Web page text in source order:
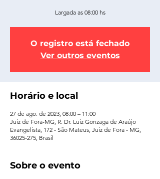
Largada as 08:00 hs
O registro está fechado
Ver outros eventos
Horário e local
27 de ago. de 2023, 08:00 – 11:00
Juiz de Fora-MG, R. Dr. Luiz Gonzaga de Araújo
Evangelista, 172 - São Mateus, Juiz de Fora - MG,
36025-275, Brasil
Sobre o evento